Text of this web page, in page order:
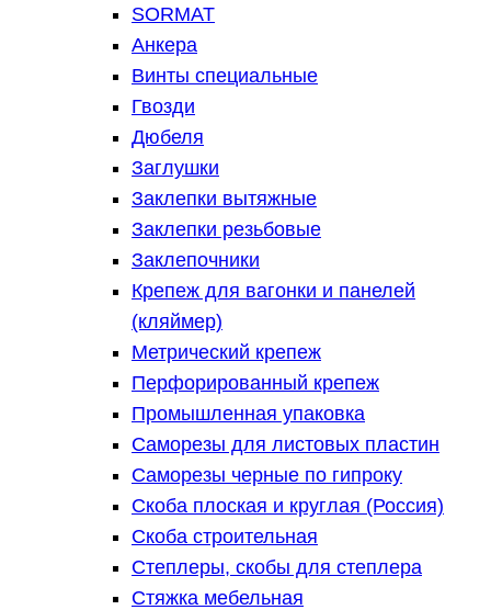
SORMAT
Анкера
Винты специальные
Гвозди
Дюбеля
Заглушки
Заклепки вытяжные
Заклепки резьбовые
Заклепочники
Крепеж для вагонки и панелей
(кляймер)
Метрический крепеж
Перфорированный крепеж
Промышленная упаковка
Саморезы для листовых пластин
Саморезы черные по гипроку
Скоба плоская и круглая (Россия)
Скоба строительная
Степлеры, скобы для степлера
Стяжка мебельная